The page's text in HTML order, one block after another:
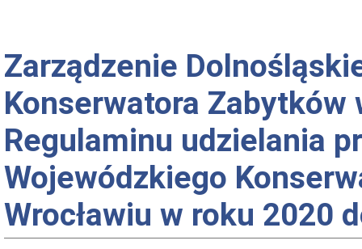
Zarządzenie
Konserwatora Zabytków
Regulaminu udzielania
Wojewódzkiego
Wrocławiu w roku 2020